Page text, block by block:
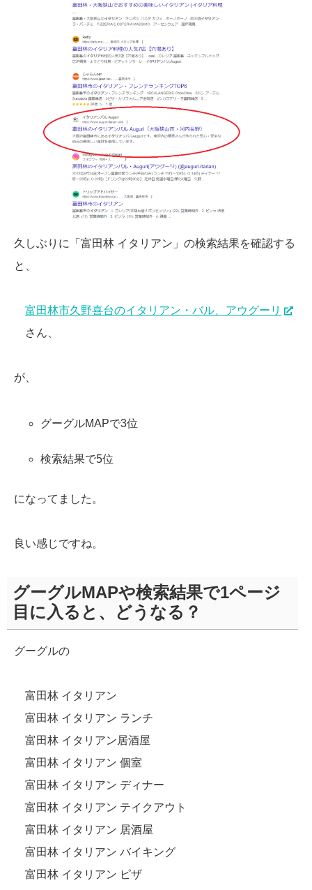
久しぶりに「富田林 イタリアン」の検索結果を確認する
と、
富田林市久野喜台のイタリアン・バル、アウグーリ
さん、
が、
グーグルMAPで3位
検索結果で5位
になってました。
良い感じですね。
グーグルMAPや検索結果で1ページ
目に入ると、どうなる？
グーグルの
富田林 イタリアン
富田林 イタリアン ランチ
富田林 イタリアン居酒屋
富田林 イタリアン 個室
富田林 イタリアン ディナー
富田林 イタリアン テイクアウト
富田林 イタリアン 居酒屋
富田林 イタリアン バイキング
富田林 イタリアン ピザ